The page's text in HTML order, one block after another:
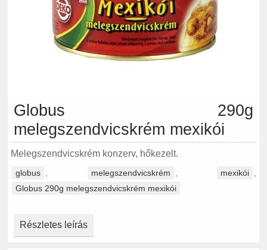
Globus 290g
melegszendvicskrém mexikói
Melegszendvicskrém konzerv, hőkezelt.
globus melegszendvicskrém mexikói
Globus 290g melegszendvicskrém mexikói
Részletes leírás